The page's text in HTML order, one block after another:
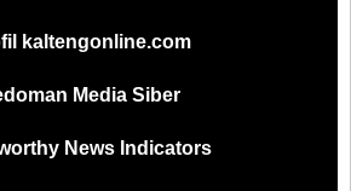
kaltengonline.com
Media Siber
News Indicators